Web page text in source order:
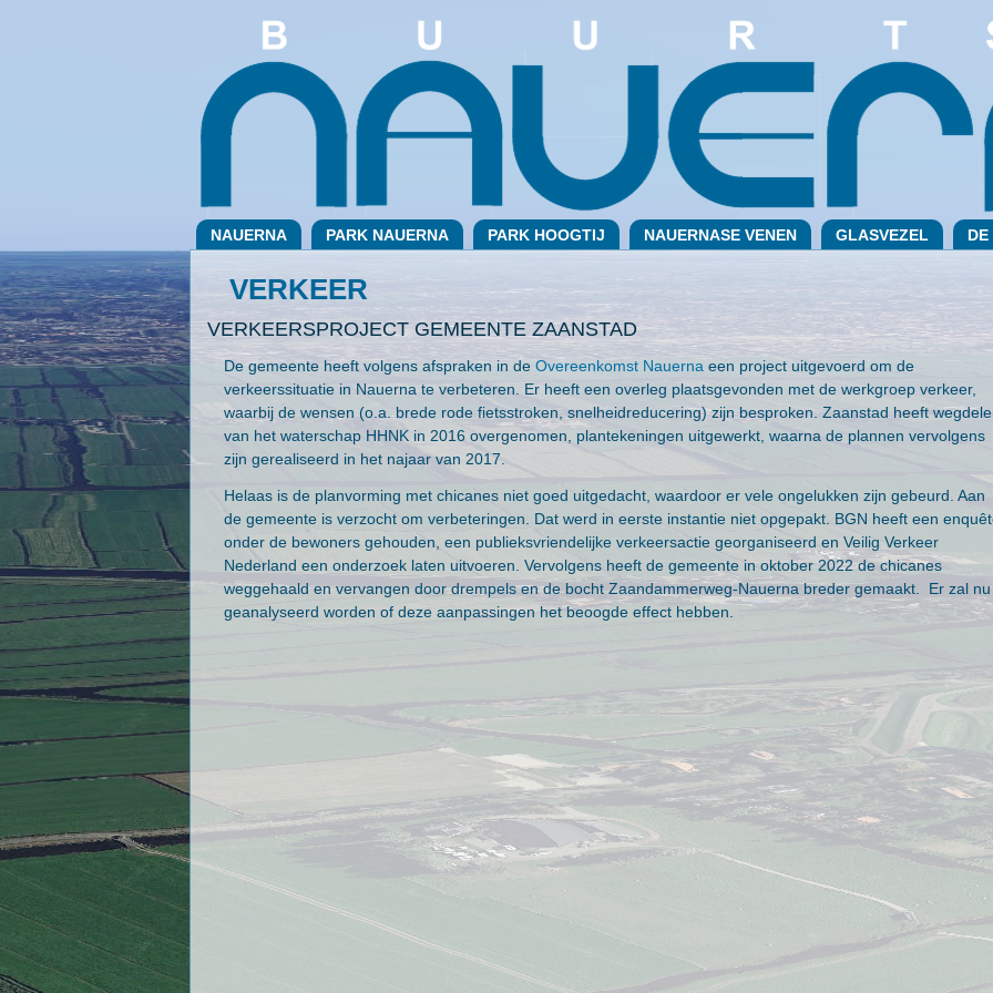
NAUERNA PARK NAUERNA PARK HOOGTIJ NAUERNASE VENEN GLASVEZEL DE
VERKEER
VERKEERSPROJECT GEMEENTE ZAANSTAD
De gemeente heeft volgens afspraken in de Overeenkomst Nauerna een project uitgevoerd om de
verkeerssituatie in Nauerna te verbeteren. Er heeft een overleg plaatsgevonden met de werkgroep verkeer,
waarbij de wensen (o.a. brede rode fietsstroken, snelheidreducering) zijn besproken. Zaanstad heeft
van het waterschap HHNK in 2016 overgenomen, plantekeningen uitgewerkt, waarna de plannen vervolgens
zijn gerealiseerd in het najaar van 2017.
Helaas is de planvorming met chicanes niet goed uitgedacht, waardoor er vele ongelukken zijn gebeurd. Aan
de gemeente is verzocht om verbeteringen. Dat werd in eerste instantie niet opgepakt. BGN heeft een
onder de bewoners gehouden, een publieksvriendelijke verkeersactie georganiseerd en Veilig Verkeer
Nederland een onderzoek laten uitvoeren. Vervolgens heeft de gemeente in oktober 2022 de chicanes
weggehaald en vervangen door drempels en de bocht Zaandammerweg-Nauerna breder gemaakt. Er zal nu
geanalyseerd worden of deze aanpassingen het beoogde effect hebben.